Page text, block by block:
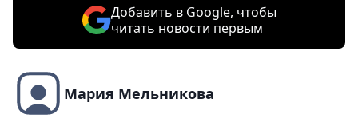
Добавить в Google, чтобы
читать новости первым
Мария Мельникова